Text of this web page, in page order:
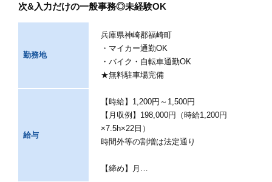
次&入力だけの一般事務◎未経験OK
勤務地
兵庫県神崎郡福崎町
・マイカー通勤OK
・バイク・自転車通勤OK
★無料駐車場完備
給与
【時給】1,200円～1,500円
【月収例】198,000円（時給1,200円
×7.5h×22日）
時間外等の割増は法定通り
【締め】月…